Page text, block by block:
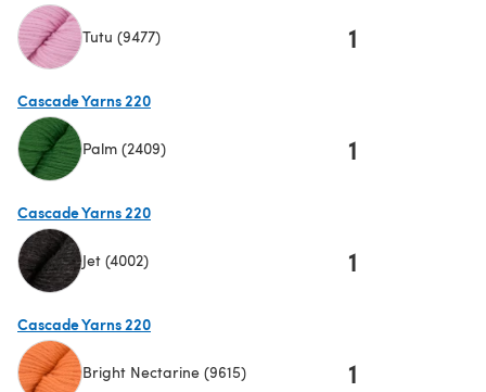
Tutu (9477) 1
Cascade Yarns 220
Palm (2409) 1
Cascade Yarns 220
Jet (4002) 1
Cascade Yarns 220
Bright Nectarine (9615) 1